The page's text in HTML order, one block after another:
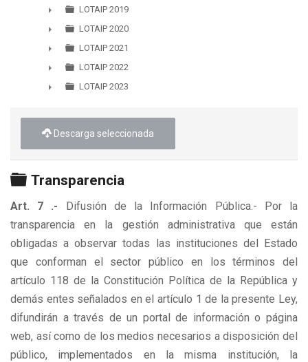
►
►
LOTAIP 2019
►
LOTAIP 2020
►
LOTAIP 2021
►
LOTAIP 2022
LOTAIP 2023
Descarga seleccionada
Carpeta
Transparencia
Art. 7 .- Difusión de la Información Pública.- Por la
transparencia en la gestión administrativa que están
obligadas a observar todas las instituciones del Estado
que conforman el sector público en los términos del
artículo 118 de la Constitución Política de la República y
demás entes señalados en el artículo 1 de la presente Ley,
difundirán a través de un portal de información o página
web, así como de los medios necesarios a disposición del
público, implementados en la misma institución, la